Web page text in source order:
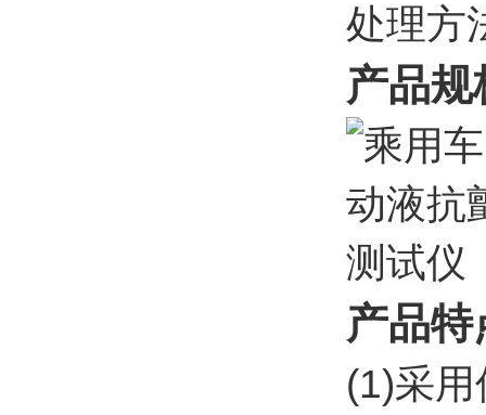
处理方
产品规
产品特
(1)采